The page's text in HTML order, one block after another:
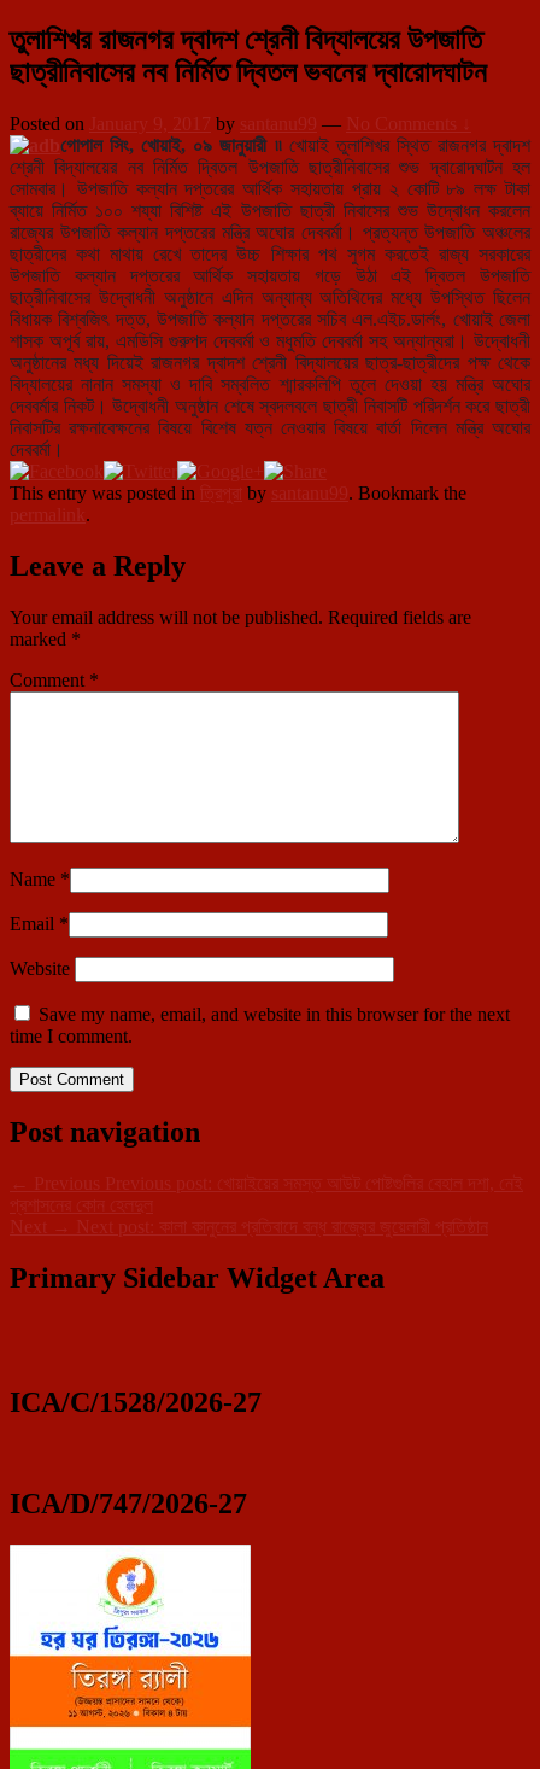
তুলাশিখর রাজনগর দ্বাদশ শ্রেনী বিদ্যালয়ের উপজাতি
ছাত্রীনিবাসের নব নির্মিত দ্বিতল ভবনের দ্বারোদঘাটন
Posted on January 9, 2017 by santanu99 — No Comments ↓
গোপাল সিং, খোয়াই, ০৯ জানুয়ারী ৷৷খোয়াই তুলাশিখর স্থিত রাজনগর দ্বাদশ
শ্রেনী বিদ্যালয়ের নব নির্মিত দ্বিতল উপজাতি ছাত্রীনিবাসের শুভ দ্বারোদঘাটন হল
সোমবার। উপজাতি কল্যান দপ্তরের আর্থিক সহায়তায় প্রায় ২ কোটি ৮৯ লক্ষ টাকা
ব্যায়ে নির্মিত ১০০ শয্যা বিশিষ্ট এই উপজাতি ছাত্রী নিবাসের শুভ উদ্বোধন করলেন
রাজ্যের উপজাতি কল্যান দপ্তরের মন্ত্রি অঘোর দেববর্মা। প্রত্যন্ত উপজাতি অঞ্চলের
ছাত্রীদের কথা মাথায় রেখে তাদের উচ্চ শিক্ষার পথ সুগম করতেই রাজ্য সরকারের
উপজাতি কল্যান দপ্তরের আর্থিক সহায়তায় গড়ে উঠা এই দ্বিতল উপজাতি
ছাত্রীনিবাসের উদ্বোধনী অনুষ্ঠানে এদিন অন্যান্য অতিথিদের মধ্যে উপস্থিত ছিলেন
বিধায়ক বিশ্বজিৎ দত্ত, উপজাতি কল্যান দপ্তরের সচিব এল.এইচ.ডার্লং, খোয়াই জেলা
শাসক অপূর্ব রায়, এমডিসি গুরুপদ দেববর্মা ও মধুমতি দেববর্মা সহ অন্যান্যরা। উদ্বোধনী
অনুষ্ঠানের মধ্য দিয়েই রাজনগর দ্বাদশ শ্রেনী বিদ্যালয়ের ছাত্র-ছাত্রীদের পক্ষ থেকে
বিদ্যালয়ের নানান সমস্যা ও দাবি সম্বলিত শ্মারকলিপি তুলে দেওয়া হয় মন্ত্রি অঘোর
দেববর্মার নিকট। উদ্বোধনী অনুষ্ঠান শেষে স্বদলবলে ছাত্রী নিবাসটি পরিদর্শন করে ছাত্রী
নিবাসটির রক্ষনাবেক্ষনের বিষয়ে বিশেষ যত্ন নেওয়ার বিষয়ে বার্তা দিলেন মন্ত্রি অঘোর
দেববর্মা।
This entry was posted in ত্রিপুরা by santanu99. Bookmark the
permalink.
Leave a Reply
Your email address will not be published. Required fields are
marked *
Comment *
Name *
Email *
Website
Save my name, email, and website in this browser for the next
time I comment.
Post navigation
← Previous Previous post:
খোয়াইয়ের সমস্ত আউট পোষ্টগুলির বেহাল দশা, নেই
প্রশাসনের কোন হেলদুল
Next → Next post: কালা কানুনের প্রতিবাদে বন্ধ রাজ্যের জুয়েলারী প্রতিষ্ঠান
Primary Sidebar Widget Area
ICA/C/1528/2026-27
ICA/D/747/2026-27